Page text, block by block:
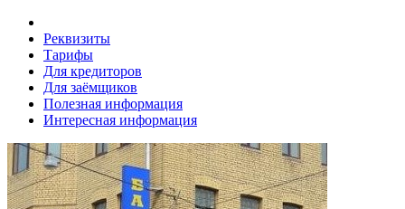
Реквизиты
Тарифы
Для кредиторов
Для заёмщиков
Полезная информация
Интересная информация